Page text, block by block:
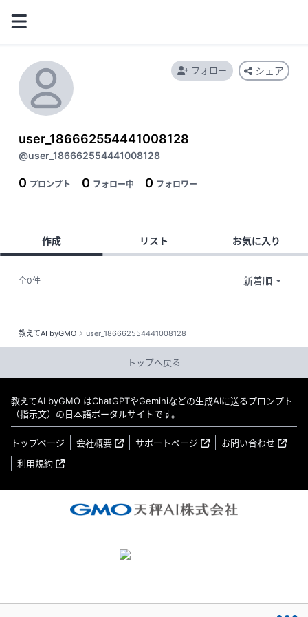
教えてAI byGMO user_186662554441008128
user_186662554441008128
@user_186662554441008128
0 プロンプト 0 フォロー中 0 フォロワー
フォロー シェア
作成 リスト お気に入り
全0件
トップへ戻る
教えてAI byGMO はChatGPTやGeminiなどの生成AIに送るプロンプト
（指示文）の日本語ポータルサイトです。
トップページ 会社概要 サポートページ
お問い合わせ
利用規約